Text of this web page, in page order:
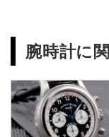
腕時計に